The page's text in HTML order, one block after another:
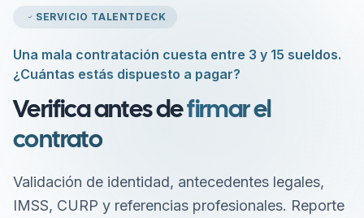
SERVICIO TALENTDECK
Una mala contratación cuesta entre 3 y 15 sueldos.
¿Cuántas estás dispuesto a pagar?
Verifica antes defirmar el
contrato
Validación de identidad, antecedentes legales,
IMSS, CURP y referencias profesionales. Reporte